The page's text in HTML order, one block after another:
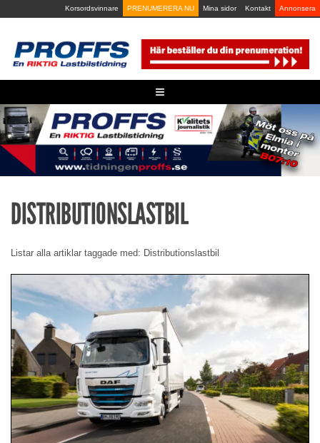
to
Korsordsvinnare PRENUMERERA NU Mina sidor Kontakt Annonsera
≡
DISTRIBUTIONSLASTBIL
Listar alla artiklar taggade med: Distributionslastbil